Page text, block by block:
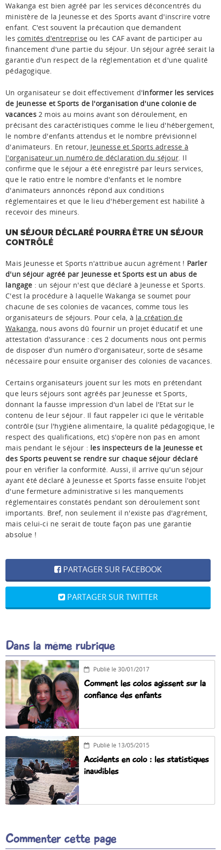
Wakanga est bien agréé par les services déconcentrés du
ministère de la Jeunesse et des Sports avant d'inscrire votre
enfant. C'est souvent la précaution que demandent
lescomités d'entreprise ou les CAF avant de participer au
financement d'une partie du séjour. Un séjour agréé serait la
garantie d'un respect de la réglementation et d'une qualité
pédagogique.
Un organisateur se doit effectivement d'informer les services
de Jeunesse et Sports de l'organisation d'une colonie de
vacances2 mois au moins avant son déroulement, en
précisant des caractéristiques comme le lieu d'hébergement,
le nombre d'enfants attendus et le nombre prévisionnel
d'animateurs. En retour, Jeunesse et Sports adresse à
l'organisateur un numéro de déclaration du séjour. Il
confirme que le séjour a été enregistré par leurs services,
que le ratio entre le nombre d'enfants et le nombre
d'animateurs annoncés répond aux conditions
réglementaires et que le lieu d'hébergement est habilité à
recevoir des mineurs.
UN SÉJOUR DÉCLARÉ POURRA ÊTRE UN SÉJOUR
CONTRÔLÉ
Mais Jeunesse et Sports n'attribue aucun agrément ! Parler
d'un séjour agréé par Jeunesse et Sports est un abus de
langage : un séjour n'est que déclaré à Jeunesse et Sports.
C'est la procédure à laquelle Wakanga se soumet pour
chacune de ses colonies de vacances, comme tous les
organisateurs de séjours. Pour cela, à la création de
Wakanga, nous avons dû fournir un projet éducatif et une
attestation d'assurance : ces 2 documents nous ont permis
de disposer d'un numéro d'organisateur, sorte de sésame
nécessaire pour ensuite organiser des colonies de vacances.
Certains organisateurs jouent sur les mots en prétendant
que leurs séjours sont agréés par Jeunesse et Sports,
donnant la fausse impression d'un label de l'Etat sur le
contenu de leur séjour. Il faut rappeler ici que le véritable
contrôle (sur l'hygiène alimentaire, la qualité pédagogique, le
respect des qualifications, etc) s'opère non pas en amont
mais pendant le séjour : les inspecteurs de la Jeunesse et
des Sports peuvent se rendre sur chaque séjour déclaré
pour en vérifier la conformité. Aussi, il arrive qu'un séjour
ayant été déclaré à Jeunesse et Sports fasse ensuite l'objet
d'une fermeture administrative si les manquements
réglementaires constatés pendant son déroulement sont
importants. Bref, non seulement il n'existe pas d'agrément,
mais celui-ci ne serait de toute façon pas une garantie
absolue !
PARTAGER SUR FACEBOOK
PARTAGER SUR TWITTER
Dans la même rubrique
Publié le 30/01/2017
Comment les colos agissent sur la
confiance des enfants
Publié le 13/05/2015
Accidents en colo : les statistiques
inaudibles
Commenter cette page